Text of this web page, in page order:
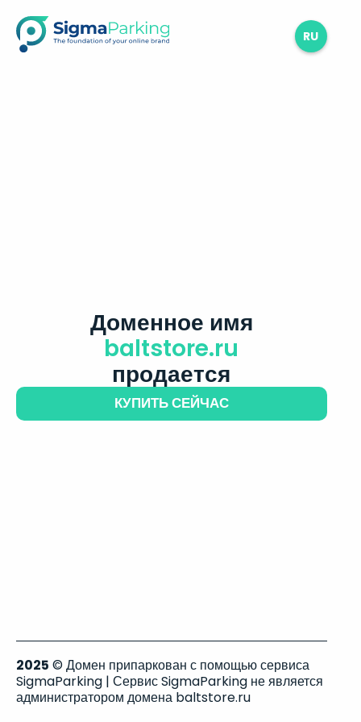
RU
Доменное имя
baltstore.ru
продается
КУПИТЬ СЕЙЧАС
2025 © Домен припаркован с помощью сервиса
SigmaParking | Сервис SigmaParking не является
администратором домена baltstore.ru